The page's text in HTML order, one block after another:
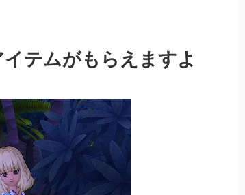
テムがもらえますよ